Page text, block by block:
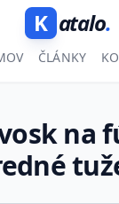
K atalo.
ČLÁNKY
na